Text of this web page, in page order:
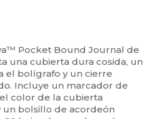
Pocket Bound Journal de
una cubierta dura cosida, un
el bolígrafo y un cierre
Incluye un marcador de
color de la cubierta
bolsillo de acordeón